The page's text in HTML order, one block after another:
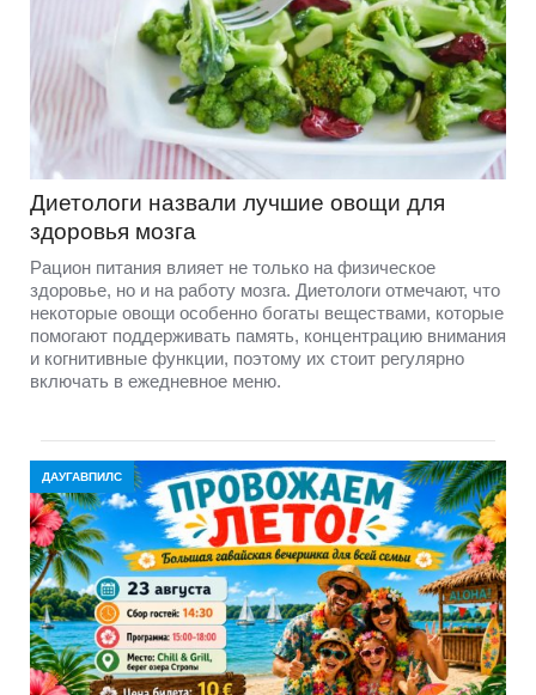
Диетологи назвали лучшие овощи для
здоровья мозга
Рацион питания влияет не только на физическое
здоровье, но и на работу мозга. Диетологи отмечают, что
некоторые овощи особенно богаты веществами, которые
помогают поддерживать память, концентрацию внимания
и когнитивные функции, поэтому их стоит регулярно
включать в ежедневное меню.
ДАУГАВПИЛС